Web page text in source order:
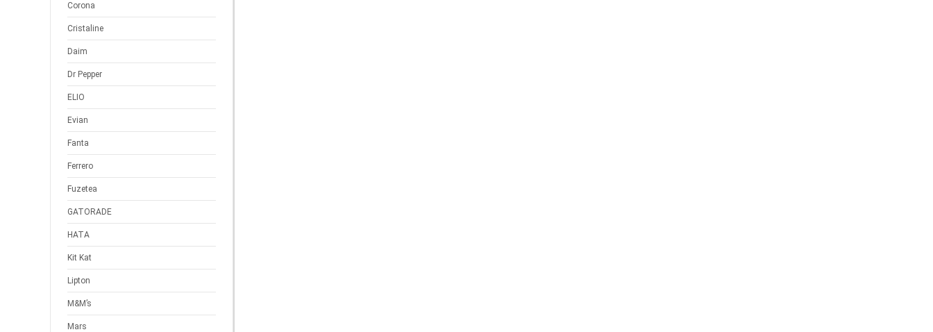
Corona
Cristaline
Daim
Dr Pepper
ELIO
Evian
Fanta
Ferrero
Fuzetea
GATORADE
HATA
Kit Kat
Lipton
M&M’s
Mars